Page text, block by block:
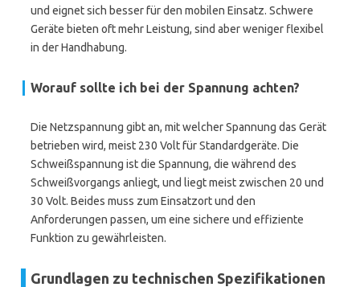
und eignet sich besser für den mobilen Einsatz. Schwere
Geräte bieten oft mehr Leistung, sind aber weniger flexibel
in der Handhabung.
Worauf sollte ich bei der Spannung achten?
Die Netzspannung gibt an, mit welcher Spannung das Gerät
betrieben wird, meist 230 Volt für Standardgeräte. Die
Schweißspannung ist die Spannung, die während des
Schweißvorgangs anliegt, und liegt meist zwischen 20 und
30 Volt. Beides muss zum Einsatzort und den
Anforderungen passen, um eine sichere und effiziente
Funktion zu gewährleisten.
Grundlagen zu technischen Spezifikationen